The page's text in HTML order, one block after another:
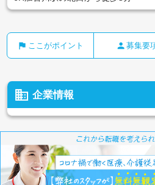
flag ここがポイント person 募集要
business 企業情報